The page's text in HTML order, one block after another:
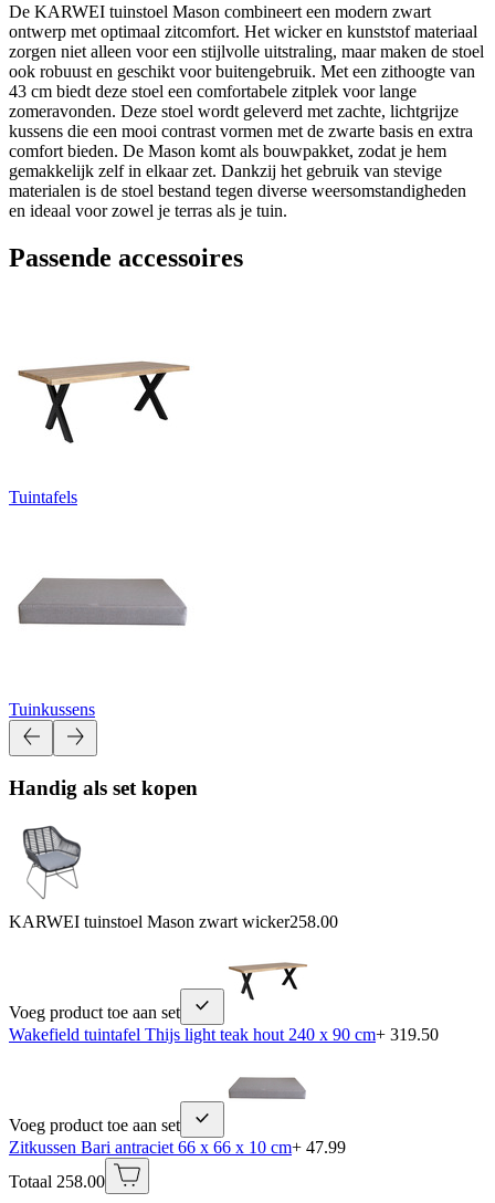
De KARWEI tuinstoel Mason combineert een modern zwart
ontwerp met optimaal zitcomfort. Het wicker en kunststof materiaal
zorgen niet alleen voor een stijlvolle uitstraling, maar maken de stoel
ook robuust en geschikt voor buitengebruik. Met een zithoogte van
43 cm biedt deze stoel een comfortabele zitplek voor lange
zomeravonden. Deze stoel wordt geleverd met zachte, lichtgrijze
kussens die een mooi contrast vormen met de zwarte basis en extra
comfort bieden. De Mason komt als bouwpakket, zodat je hem
gemakkelijk zelf in elkaar zet. Dankzij het gebruik van stevige
materialen is de stoel bestand tegen diverse weersomstandigheden
en ideaal voor zowel je terras als je tuin.
Passende accessoires
Tuintafels
Tuinkussens
Handig als set kopen
KARWEI tuinstoel Mason zwart wicker258.00
Voeg product toe aan set
Wakefield tuintafel Thijs light teak hout 240 x 90 cm+ 319.50
Voeg product toe aan set
Zitkussen Bari antraciet 66 x 66 x 10 cm+ 47.99
Totaal 258.00